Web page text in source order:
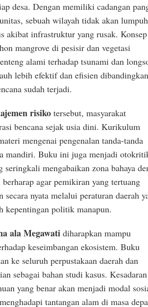
desa. Dengan memiliki cadangan
sebuah wilayah tidak akan lumpuh
akibat infrastruktur yang rusak.
mangrove di pesisir dan vegetasi
alami terhadap tsunami dan
lebih efektif dan efisien dibandingkan
sudah terjadi.
risikotersebut, masyarakat
bencana sejak usia dini. Kurikulum
mengenai pengenalan tanda-tanda
mandiri. Buku ini juga menjadi
seringkali mengabaikan zona bahaya
agar pemikiran yang tertuang
nyata melalui peraturan daerah
kepentingan politik manapun.
ala Megawati diharapkan mampu
keseimbangan ekosistem. Buku
ke seluruh perpustakaan daerah dan
sebagai bahan studi kasus. Kesadaran
yang benar akan menjadi modal
tantangan alam di masa